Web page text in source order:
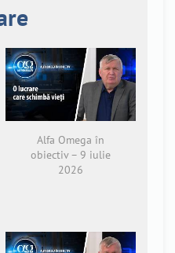
Alfa Omega în
obiectiv – 9 iulie
2026